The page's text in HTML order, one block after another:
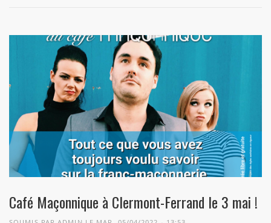
Café Maçonnique à Clermont-Ferrand le 3 mai !